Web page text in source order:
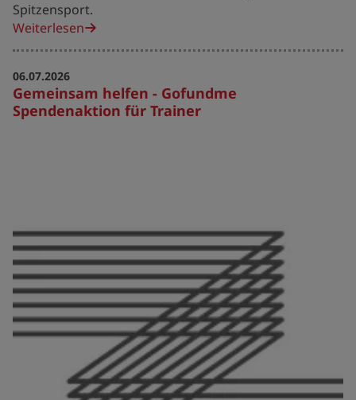
Spitzensport.
Weiterlesen
Gemeinsam helfen - Gofundme
Spendenaktion für Trainer
06.07.2026